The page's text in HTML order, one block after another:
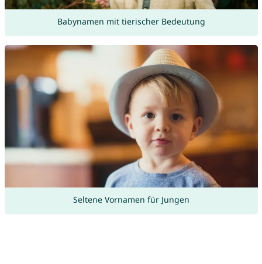
Babynamen mit tierischer Bedeutung
Seltene Vornamen für Jungen